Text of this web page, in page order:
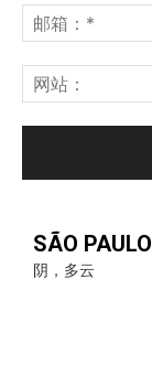
SÃO PAULO
阴，多云